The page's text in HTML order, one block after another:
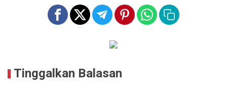
Tinggalkan Balasan